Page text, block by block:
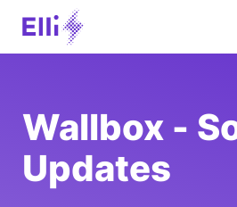
Wallbox -
Updates